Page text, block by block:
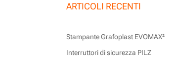
ARTICOLI RECENTI
Stampante Grafoplast EVOMAX²
Interruttori di sicurezza PILZ